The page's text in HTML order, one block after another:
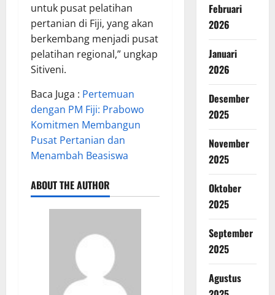
untuk pusat pelatihan
pertanian di Fiji, yang akan
berkembang menjadi pusat
pelatihan regional,” ungkap
Sitiveni.
Baca Juga : Pertemuan
dengan PM Fiji: Prabowo
Komitmen Membangun
Pusat Pertanian dan
Menambah Beasiswa
ABOUT THE AUTHOR
Februari
2026
Januari
2026
Desember
2025
November
2025
Oktober
2025
September
2025
Agustus